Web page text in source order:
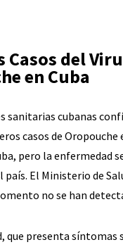
Casos del
en Cuba
sanitarias cubanas
casos de Oropouche
pero la enfermedad
El Ministerio de
no se han
que presenta síntomas